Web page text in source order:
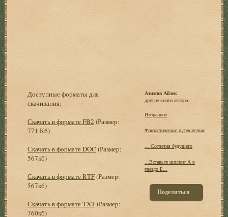
Доступные форматы для
скачивания:
Скачать в формате FB2 (Размер:
771 Кб)
Скачать в формате DOC (Размер:
567кб)
Скачать в формате RTF(Размер:
567кб)
Скачать в формате TXT(Размер:
760кб)
Азимов Айзек
другие книги автора:
Избранное
Фантастическое путешествие
... Сотлетия будущего
...Вставьте шплинт А в
гнездо Б...
Поделиться